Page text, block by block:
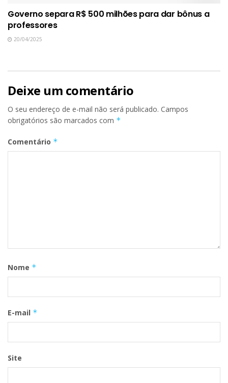
Governo separa R$ 500 milhões para dar bônus a
professores
20/04/2025
Deixe um comentário
O seu endereço de e-mail não será publicado. Campos
obrigatórios são marcados com *
Comentário *
Nome *
E-mail *
Site